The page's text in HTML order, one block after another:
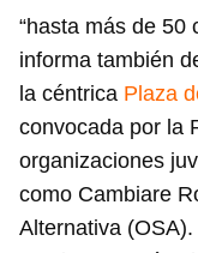
iniciar sesión con
“hasta más de 50
informa también
la céntrica Plaza
convocada por la
organizaciones
como Cambiare
Alternativa (OSA).